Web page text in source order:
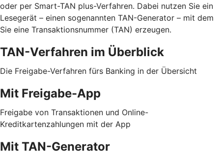
oder per Smart-TAN plus-Verfahren. Dabei nutzen Sie ein
Lesegerät – einen sogenannten TAN-Generator – mit dem
Sie eine Transaktionsnummer (TAN) erzeugen.
TAN-Verfahren im Überblick
Die Freigabe-Verfahren fürs Banking in der Übersicht
Mit Freigabe-App
Freigabe von Transaktionen und Online-
Kreditkartenzahlungen mit der App
Mit TAN-Generator